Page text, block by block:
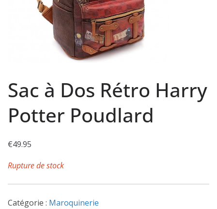
Sac à Dos Rétro Harry
Potter Poudlard
€49.95
Rupture de stock
Catégorie : Maroquinerie